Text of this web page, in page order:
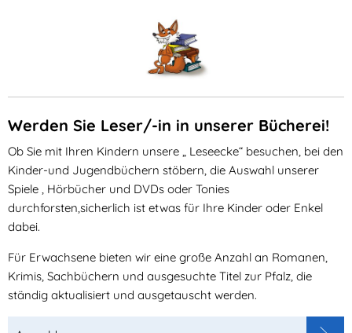
Werden Sie Leser/-in in unserer Bücherei!
Ob Sie mit Ihren Kindern unsere „ Leseecke“ besuchen, bei den
Kinder-und Jugendbüchern stöbern, die Auswahl unserer
Spiele , Hörbücher und DVDs oder Tonies
durchforsten,sicherlich ist etwas für Ihre Kinder oder Enkel
dabei.
Für Erwachsene bieten wir eine große Anzahl an Romanen,
Krimis, Sachbüchern und ausgesuchte Titel zur Pfalz, die
ständig aktualisiert und ausgetauscht werden.